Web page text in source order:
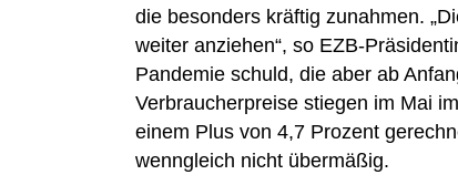
die besonders kräftig zunahmen.
weiter anziehen“, so EZB-
Pandemie schuld, die aber ab
Verbraucherpreise stiegen im Mai
einem Plus von 4,7 Prozent
wenngleich nicht übermäßig.